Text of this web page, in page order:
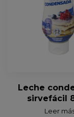
Leche
sirvefácil
Leer